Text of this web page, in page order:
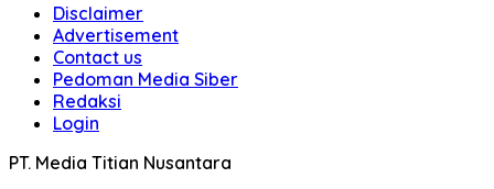
Disclaimer
Advertisement
Contact us
Pedoman Media Siber
Redaksi
Login
PT. Media Titian Nusantara